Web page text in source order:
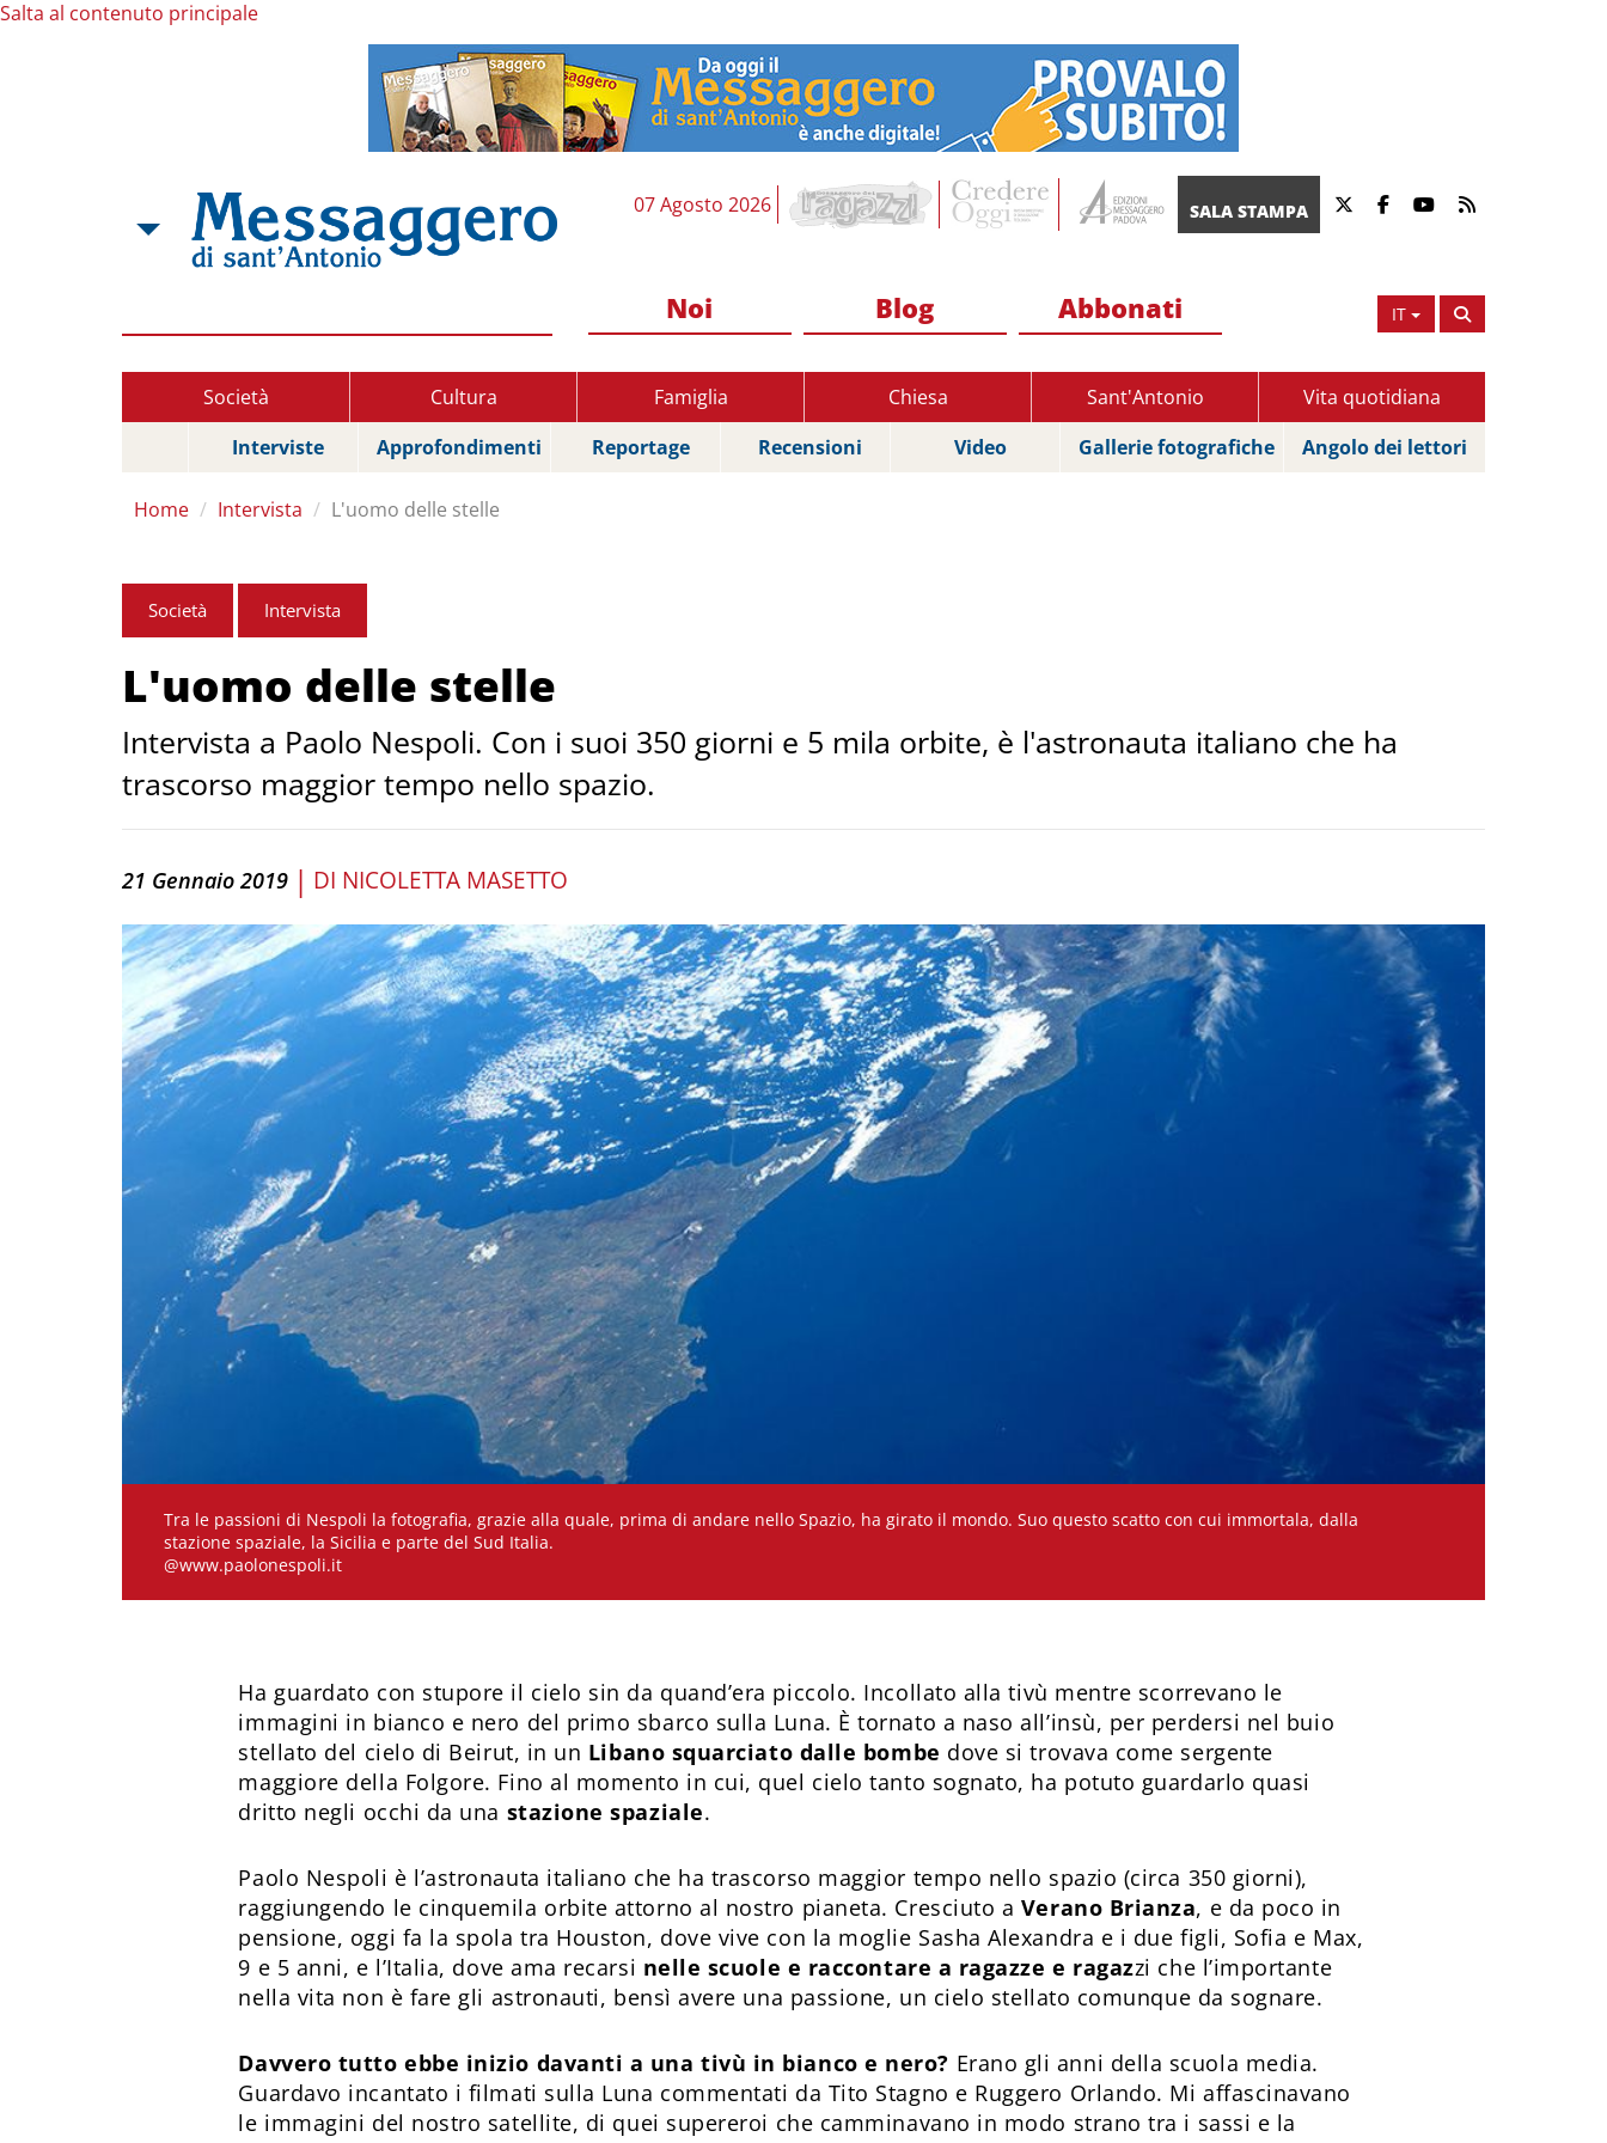
Salta al contenuto principale
07 Agosto 2026 SALA STAMPA
IT
Noi Blog Abbonati
Società Cultura Famiglia Chiesa Sant'Antonio
Vita quotidiana
Interviste
Approfondimenti Reportage Recensioni Video Gallerie fotografiche Angolo dei lettori
Home Intervista L'uomo delle stelle
Società Intervista
L'uomo delle stelle
Intervista a Paolo Nespoli. Con i suoi 350 giorni e 5 mila orbite, è l'astronauta italiano che ha
trascorso maggior tempo nello spazio.
21 Gennaio 2019 | DI NICOLETTA MASETTO
Tra le passioni di Nespoli la fotografia, grazie alla quale, prima di andare nello Spazio, ha girato il mondo. Suo questo scatto con cui immortala, dalla
stazione spaziale, la Sicilia e parte del Sud Italia.
@www.paolonespoli.it
Ha guardato con stupore il cielo sin da quand’era piccolo. Incollato alla tivù mentre scorrevano le
immagini in bianco e nero del primo sbarco sulla Luna. È tornato a naso all’insù, per perdersi nel buio
stellato del cielo di Beirut, in un Libano squarciato dalle bombe dove si trovava come sergente
maggiore della Folgore. Fino al momento in cui, quel cielo tanto sognato, ha potuto guardarlo quasi
dritto negli occhi da una stazione spaziale.
Paolo Nespoli è l’astronauta italiano che ha trascorso maggior tempo nello spazio (circa 350 giorni),
raggiungendo le cinquemila orbite attorno al nostro pianeta. Cresciuto a Verano Brianza, e da poco in
pensione, oggi fa la spola tra Houston, dove vive con la moglie Sasha Alexandra e i due figli, Sofia e Max,
9 e 5 anni, e l’Italia, dove ama recarsi nelle scuole e raccontare a ragazze e ragazzi che l’importante
nella vita non è fare gli astronauti, bensì avere una passione, un cielo stellato comunque da sognare.
Davvero tutto ebbe inizio davanti a una tivù in bianco e nero? Erano gli anni della scuola media.
Guardavo incantato i filmati sulla Luna commentati da Tito Stagno e Ruggero Orlando. Mi affascinavano
le immagini del nostro satellite, di quei supereroi che camminavano in modo strano tra i sassi e la